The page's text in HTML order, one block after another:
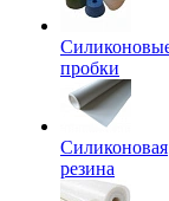
пробки
Силиконовая
резина